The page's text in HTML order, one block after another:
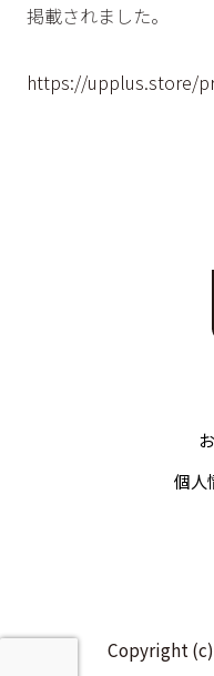
掲載されました。
https://upplus.store/
個人
Copyright